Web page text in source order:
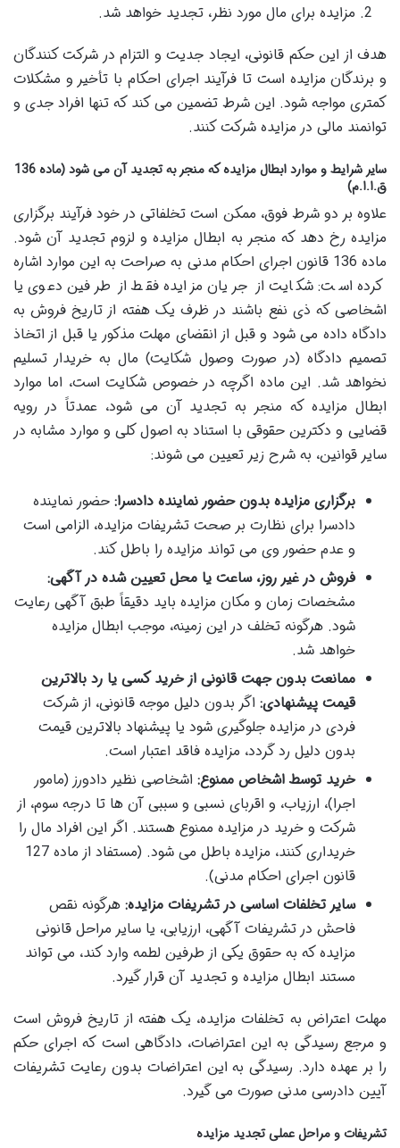
مزایده برای مال مورد نظر، تجدید خواهد شد.
هدف از این حکم قانونی، ایجاد جدیت و التزام در شرکت کنندگان
و برندگان مزایده است تا فرآیند اجرای احکام با تأخیر و مشکلات
کمتری مواجه شود. این شرط تضمین می کند که تنها افراد جدی و
توانمند مالی در مزایده شرکت کنند.
سایر شرایط و موارد ابطال مزایده که منجر به تجدید آن می شود (ماده 136
ق.ا.ا.م)
علاوه بر دو شرط فوق، ممکن است تخلفاتی در خود فرآیند برگزاری
مزایده رخ دهد که منجر به ابطال مزایده و لزوم تجدید آن شود.
ماده 136 قانون اجرای احکام مدنی به صراحت به این موارد اشاره
کرده است: شکایت از جریان مزایده فقط از طرفین دعوی یا
اشخاصی که ذی نفع باشند در ظرف یک هفته از تاریخ فروش به
دادگاه داده می شود و قبل از انقضای مهلت مذکور یا قبل از اتخاذ
تصمیم دادگاه (در صورت وصول شکایت) مال به خریدار تسلیم
نخواهد شد. این ماده اگرچه در خصوص شکایت است، اما موارد
ابطال مزایده که منجر به تجدید آن می شود، عمدتاً در رویه
قضایی و دکترین حقوقی با استناد به اصول کلی و موارد مشابه در
سایر قوانین، به شرح زیر تعیین می شوند:
برگزاری مزایده بدون حضور نماینده دادسرا: حضور نماینده
دادسرا برای نظارت بر صحت تشریفات مزایده، الزامی است
و عدم حضور وی می تواند مزایده را باطل کند.
فروش در غیر روز، ساعت یا محل تعیین شده در آگهی:
مشخصات زمان و مکان مزایده باید دقیقاً طبق آگهی رعایت
شود. هرگونه تخلف در این زمینه، موجب ابطال مزایده
خواهد شد.
ممانعت بدون جهت قانونی از خرید کسی یا رد بالاترین
قیمت پیشنهادی: اگر بدون دلیل موجه قانونی، از شرکت
فردی در مزایده جلوگیری شود یا پیشنهاد بالاترین قیمت
بدون دلیل رد گردد، مزایده فاقد اعتبار است.
خرید توسط اشخاص ممنوع: اشخاصی نظیر دادورز (مامور
اجرا)، ارزیاب، و اقربای نسبی و سببی آن ها تا درجه سوم، از
شرکت و خرید در مزایده ممنوع هستند. اگر این افراد مال را
خریداری کنند، مزایده باطل می شود. (مستفاد از ماده 127
قانون اجرای احکام مدنی).
سایر تخلفات اساسی در تشریفات مزایده: هرگونه نقص
فاحش در تشریفات آگهی، ارزیابی، یا سایر مراحل قانونی
مزایده که به حقوق یکی از طرفین لطمه وارد کند، می تواند
مستند ابطال مزایده و تجدید آن قرار گیرد.
مهلت اعتراض به تخلفات مزایده، یک هفته از تاریخ فروش است
و مرجع رسیدگی به این اعتراضات، دادگاهی است که اجرای حکم
را بر عهده دارد. رسیدگی به این اعتراضات بدون رعایت تشریفات
آیین دادرسی مدنی صورت می گیرد.
تشریفات و مراحل عملی تجدید مزایده